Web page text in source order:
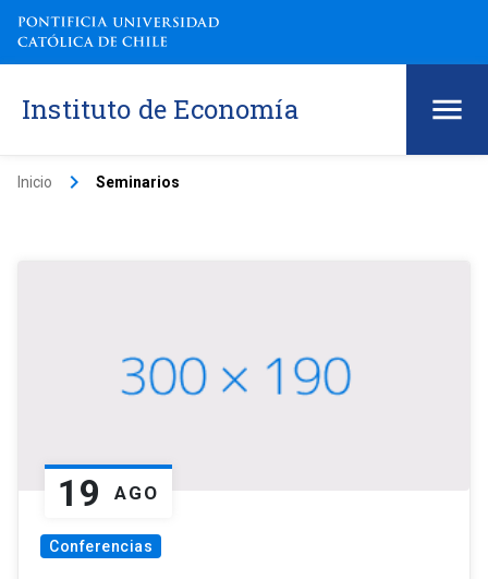
Instituto de Economía
Inicio keyboard_arrow_right Seminarios
19 AGO
Conferencias